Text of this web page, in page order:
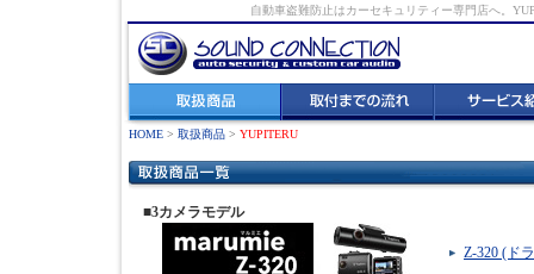
自動車盗難防止はカーセキュリティー専門店へ。
HOME > 取扱商品 > YUPITERU
■3カメラモデル
Z-320 (ド